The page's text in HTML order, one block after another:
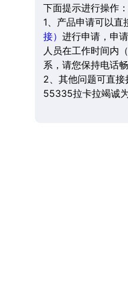
下面提示进行操作：
1、产品申请可以直
接） 进行申请，申
人员在工作时间内
系，请您保持电话畅
2、其他问题可直
55335拉卡拉竭诚